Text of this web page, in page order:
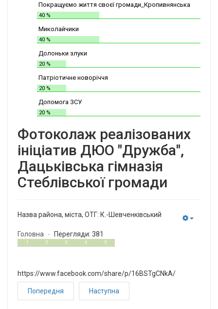
Покращуємо життя своєї громади_Кропивнянська
ЗОШ
40 %
Миколайчики
40 %
Долоньки злуки
20 %
Патріотичне новоріччя
20 %
Допомога ЗСУ
20 %
Фотоколаж реалізованих
ініціатив ДЮО "Дружба",
Дацьківська гімназія
Стеблівської громади
Назва района, міста, ОТГ: К.-Шевченківський
Головна Перегляди: 381
15
1 2 3 4 5
https://www.facebook.com/share/p/16BSTgCNkA/
Попередня Наступна